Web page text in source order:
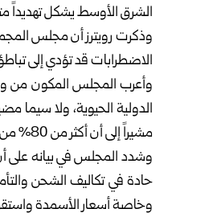
الشرق الأوسط يشكل تهديداً
وذكرت رويترز أن مجلس
الاضطرابات قد تؤدي إلى
وأعرب المجلس المكون من
الدولية الحيوية، ولا سيما
مشيراً إلى أن أكثر من 80% من هذه الإمدادات تتجه إلى الأسواق الآسيوية.
وشدد المجلس في بيانه على
حادة في تكاليف الشحن
وخاصة أسعار الأسمدة